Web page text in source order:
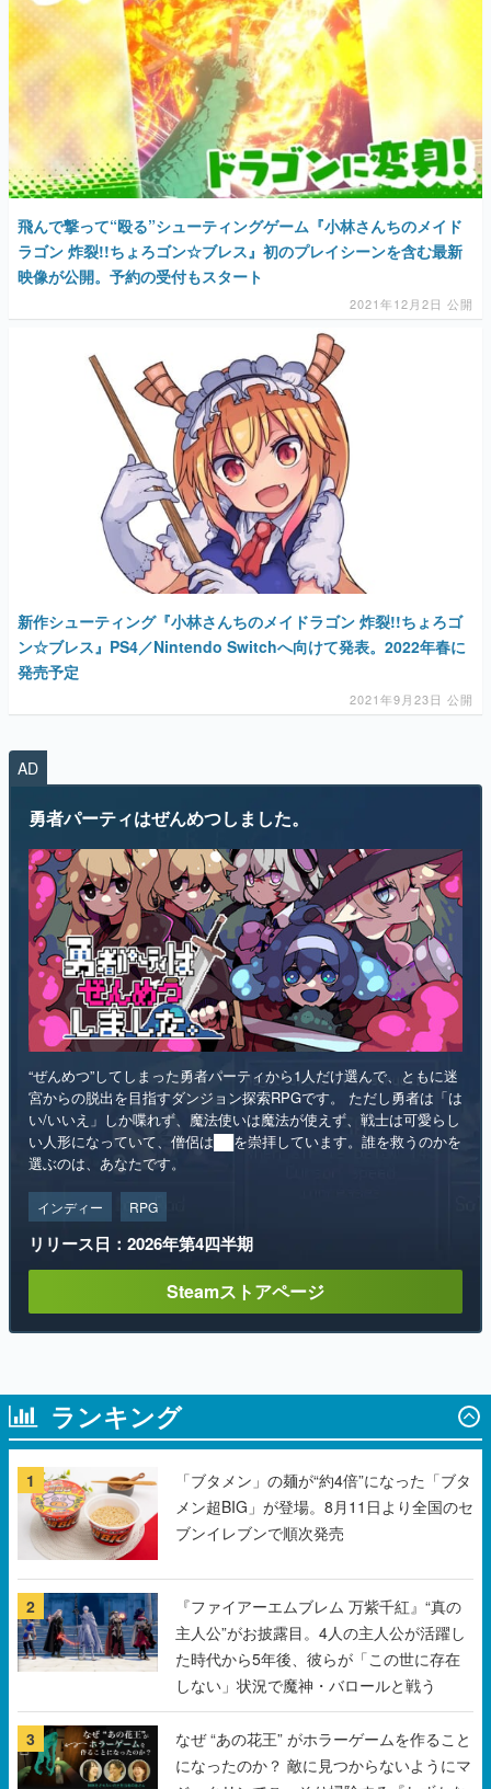
飛んで撃って“殴る”シューティングゲーム『小林さんちのメイド
ラゴン 炸裂!!ちょろゴン☆ブレス』初のプレイシーンを含む最新
映像が公開。予約の受付もスタート
2021年12月2日 公開
新作シューティング『小林さんちのメイドラゴン 炸裂!!ちょろゴ
ン☆ブレス』PS4／Nintendo Switchへ向けて発表。2022年春に
発売予定
2021年9月23日 公開
AD
勇者パーティはぜんめつしました。
“ぜんめつ”してしまった勇者パーティから1人だけ選んで、ともに迷
宮からの脱出を目指すダンジョン探索RPGです。 ただし勇者は「は
い/いいえ」しか喋れず、魔法使いは魔法が使えず、戦士は可愛らし
い人形になっていて、僧侶は██を崇拝しています。誰を救うのかを
選ぶのは、あなたです。
インディー RPG
リリース日：2026年第4四半期
Steamストアページ
ランキング
1
「ブタメン」の麺が“約4倍”になった「ブタ
メン超BIG」が登場。8月11日より全国のセ
ブンイレブンで順次発売
2
『ファイアーエムブレム 万紫千紅』“真の
主人公”がお披露目。4人の主人公が活躍し
た時代から5年後、彼らが「この世に存在
しない」状況で魔神・バロールと戦う
3
なぜ “あの花王” がホラーゲームを作ること
になったのか？ 敵に見つからないようにマ